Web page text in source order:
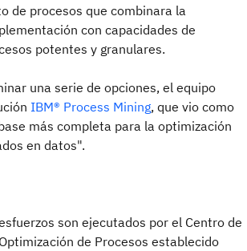
de procesos que combinara la
con capacidades de
potentes y granulares.
una serie de opciones, el equipo
IBM® Process Mining, que vio como
más completa para la optimización
en datos".
son ejecutados por el Centro de
de Procesos establecido